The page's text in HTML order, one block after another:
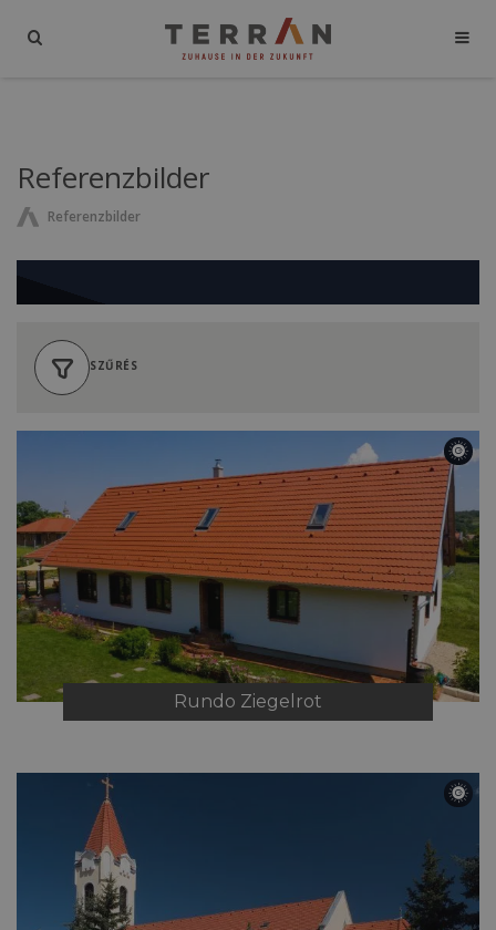
Referenzbilder
Referenzbilder
SZŰRÉS
Rundo Ziegelrot